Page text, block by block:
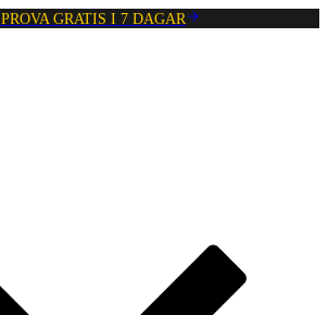
PROVA GRATIS I 7 DAGAR